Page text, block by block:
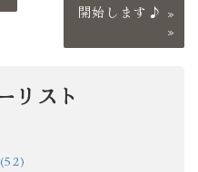
開始します♪ »
リスト